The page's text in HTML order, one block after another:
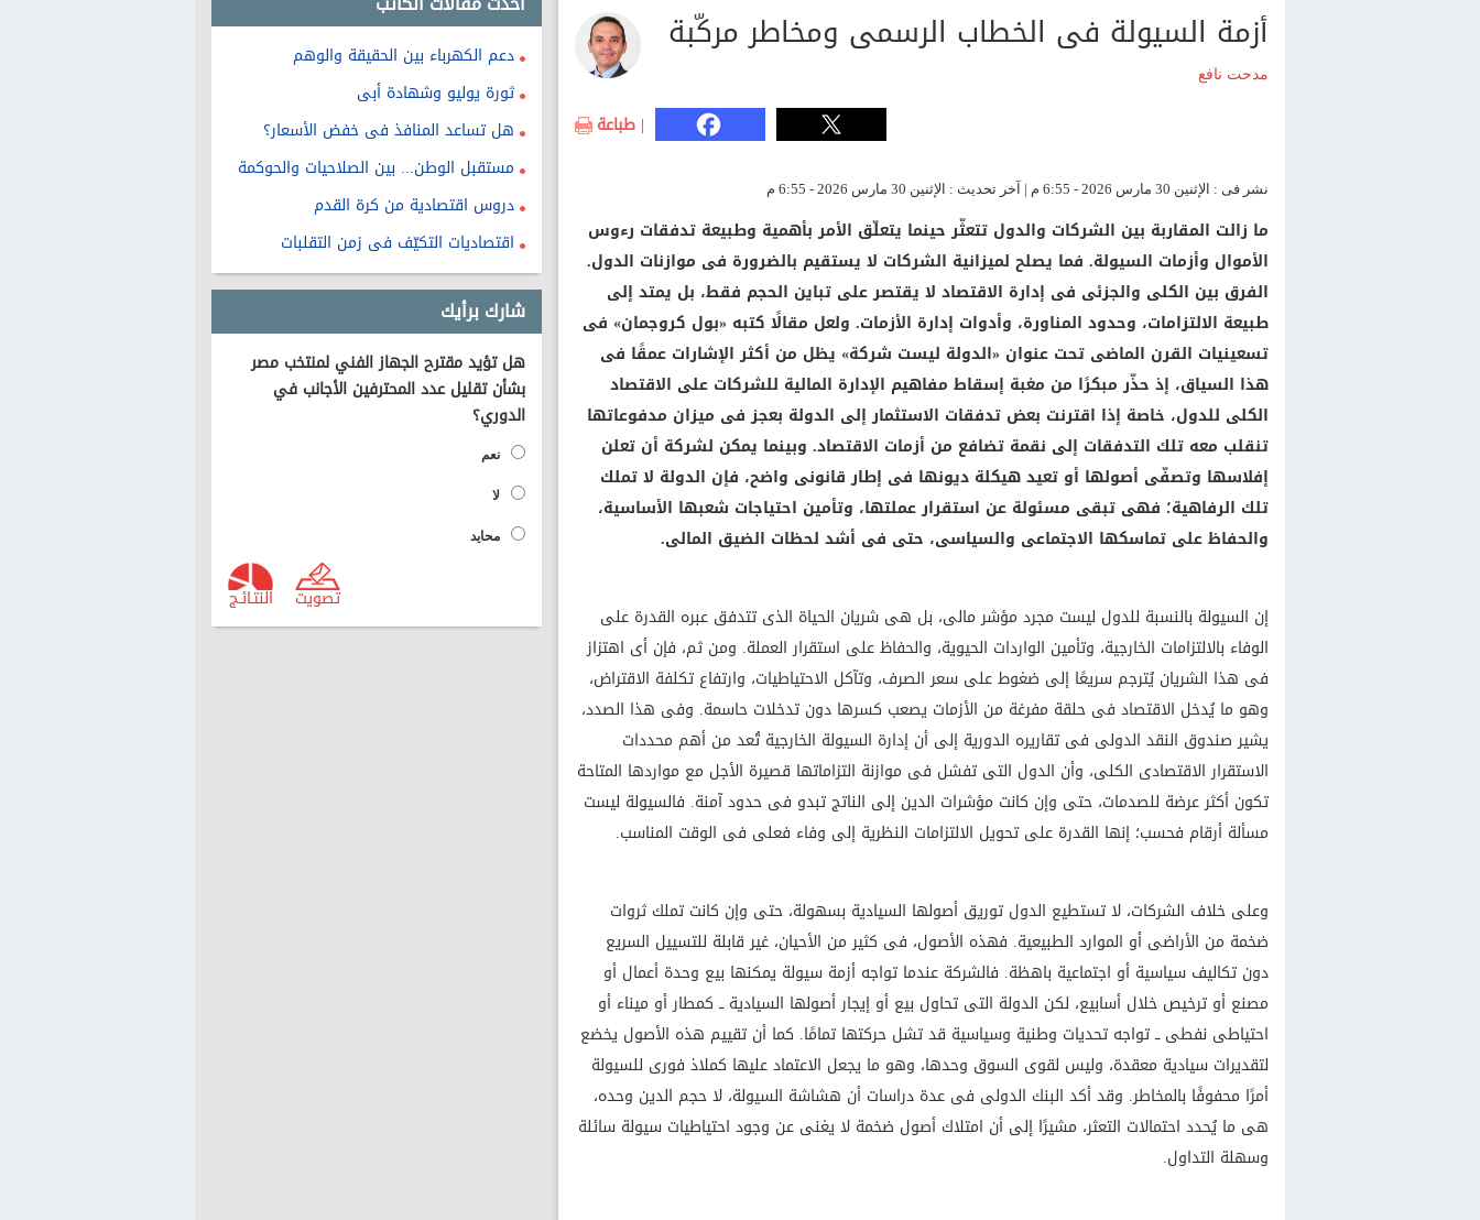
دعم الكهرباء بين الحقيقة والوهم
ثورة يوليو وشهادة أبى
هل تساعد المنافذ فى خفض الأسعار؟
مستقبل الوطن... بين الصلاحيات والحوكمة
دروس اقتصادية من كرة القدم
اقتصاديات التكيّف فى زمن التقلبات
شارك برأيك
هل تؤيد مقترح الجهاز الفني لمنتخب مصر
بشأن تقليل عدد المحترفين الأجانب في
الدوري؟
نعم
لا
محايد
النتـائـج تصويت
أزمة السيولة فى الخطاب الرسمى ومخاطر مركّبة
مدحت نافع
| طباعة
نشر فى : الإثنين 30 مارس 2026 - 6:55 م | آخر تحديث : الإثنين 30 مارس 2026 - 6:55 م
ما زالت المقاربة بين الشركات والدول تتعثّر حينما يتعلّق الأمر بأهمية وطبيعة تدفقات رءوس
الأموال وأزمات السيولة. فما يصلح لميزانية الشركات لا يستقيم بالضرورة فى موازنات الدول.
الفرق بين الكلى والجزئى فى إدارة الاقتصاد لا يقتصر على تباين الحجم فقط، بل يمتد إلى
طبيعة الالتزامات، وحدود المناورة، وأدوات إدارة الأزمات. ولعل مقالًا كتبه «بول كروجمان» فى
تسعينيات القرن الماضى تحت عنوان «الدولة ليست شركة» يظل من أكثر الإشارات عمقًا فى
هذا السياق، إذ حذّر مبكرًا من مغبة إسقاط مفاهيم الإدارة المالية للشركات على الاقتصاد
الكلى للدول، خاصة إذا اقترنت بعض تدفقات الاستثمار إلى الدولة بعجز فى ميزان مدفوعاتها
تنقلب معه تلك التدفقات إلى نقمة تضافع من أزمات الاقتصاد. وبينما يمكن لشركة أن تعلن
إفلاسها وتصفّى أصولها أو تعيد هيكلة ديونها فى إطار قانونى واضح، فإن الدولة لا تملك
تلك الرفاهية؛ فهى تبقى مسئولة عن استقرار عملتها، وتأمين احتياجات شعبها الأساسية،
والحفاظ على تماسكها الاجتماعى والسياسى، حتى فى أشد لحظات الضيق المالى.
إن السيولة بالنسبة للدول ليست مجرد مؤشر مالى، بل هى شريان الحياة الذى تتدفق عبره القدرة على
الوفاء بالالتزامات الخارجية، وتأمين الواردات الحيوية، والحفاظ على استقرار العملة. ومن ثم، فإن أى اهتزاز
فى هذا الشريان يُترجم سريعًا إلى ضغوط على سعر الصرف، وتآكل الاحتياطيات، وارتفاع تكلفة الاقتراض،
وهو ما يُدخل الاقتصاد فى حلقة مفرغة من الأزمات يصعب كسرها دون تدخلات حاسمة. وفى هذا الصدد،
يشير صندوق النقد الدولى فى تقاريره الدورية إلى أن إدارة السيولة الخارجية تُعد من أهم محددات
الاستقرار الاقتصادى الكلى، وأن الدول التى تفشل فى موازنة التزاماتها قصيرة الأجل مع مواردها المتاحة
تكون أكثر عرضة للصدمات، حتى وإن كانت مؤشرات الدين إلى الناتج تبدو فى حدود آمنة. فالسيولة ليست
مسألة أرقام فحسب؛ إنها القدرة على تحويل الالتزامات النظرية إلى وفاء فعلى فى الوقت المناسب.
وعلى خلاف الشركات، لا تستطيع الدول توريق أصولها السيادية بسهولة، حتى وإن كانت تملك ثروات
ضخمة من الأراضى أو الموارد الطبيعية. فهذه الأصول، فى كثير من الأحيان، غير قابلة للتسييل السريع
دون تكاليف سياسية أو اجتماعية باهظة. فالشركة عندما تواجه أزمة سيولة يمكنها بيع وحدة أعمال أو
مصنع أو ترخيص خلال أسابيع، لكن الدولة التى تحاول بيع أو إيجار أصولها السيادية ــ كمطار أو ميناء أو
احتياطى نفطى ــ تواجه تحديات وطنية وسياسية قد تشل حركتها تمامًا. كما أن تقييم هذه الأصول يخضع
لتقديرات سيادية معقدة، وليس لقوى السوق وحدها، وهو ما يجعل الاعتماد عليها كملاذ فورى للسيولة
أمرًا محفوفًا بالمخاطر. وقد أكد البنك الدولى فى عدة دراسات أن هشاشة السيولة، لا حجم الدين وحده،
هى ما يُحدد احتمالات التعثر، مشيرًا إلى أن امتلاك أصول ضخمة لا يغنى عن وجود احتياطيات سيولة سائلة
وسهلة التداول.